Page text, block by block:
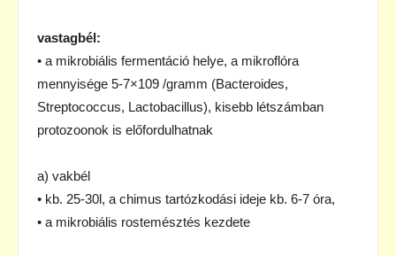
vastagbél:
• a mikrobiális fermentáció helye, a mikroflóra
mennyisége 5-7×109 /gramm (Bacteroides,
Streptococcus, Lactobacillus), kisebb létszámban
protozoonok is előfordulhatnak
a) vakbél
• kb. 25-30l, a chimus tartózkodási ideje kb. 6-7 óra,
• a mikrobiális rostemésztés kezdete